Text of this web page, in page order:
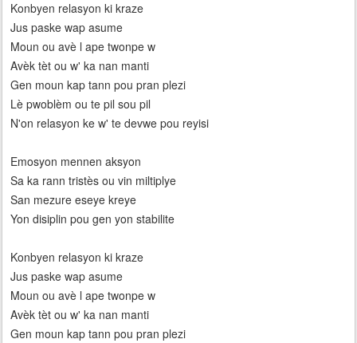
Konbyen relasyon ki kraze
Jus paske wap asume
Moun ou avè l ape twonpe w
Avèk tèt ou w' ka nan manti
Gen moun kap tann pou pran plezi
Lè pwoblèm ou te pil sou pil
N'on relasyon ke w' te devwe pou reyisi
Emosyon mennen aksyon
Sa ka rann tristès ou vin miltiplye
San mezure eseye kreye
Yon disiplin pou gen yon stabilite
Konbyen relasyon ki kraze
Jus paske wap asume
Moun ou avè l ape twonpe w
Avèk tèt ou w' ka nan manti
Gen moun kap tann pou pran plezi